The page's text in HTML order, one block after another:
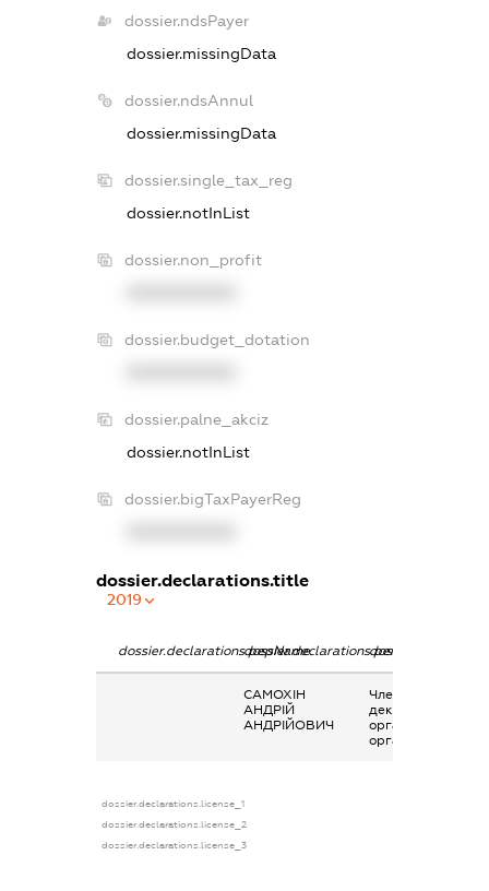
dossier.ndsPayer
dossier.missingData
dossier.ndsAnnul
dossier.missingData
dossier.single_tax_reg
dossier.notInList
dossier.non_profit
dossier.budget_dotation
dossier.palne_akciz
dossier.notInList
dossier.bigTaxPayerReg
dossier.declarations.title
2019
dossier.declarations.pepNamedossier.declarations.personName
САМОХІН
АНДРІЙ
АНДРІЙОВИЧ
Членство суб’єкта
декларування в
організаціях та їх
органах
dossier.declarations.license_1
dossier.declarations.license_2
dossier.declarations.license_3